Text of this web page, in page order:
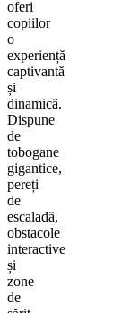
oferi
copiilor
o
experiență
captivantă
și
dinamică.
Dispune
de
tobogane
gigantice,
pereți
de
escaladă,
obstacole
interactive
și
zone
de